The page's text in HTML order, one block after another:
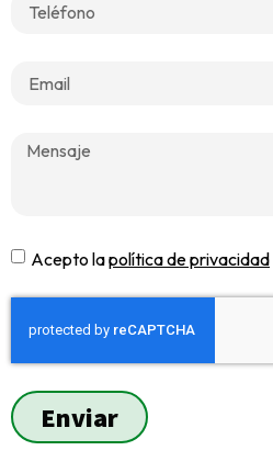
Acepto lapolítica de privacidad
Enviar